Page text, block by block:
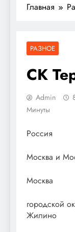
Главная
РАЗНОЕ
СК
Admin
Минуты
Россия
Москва и
Москва
городской
Жилино